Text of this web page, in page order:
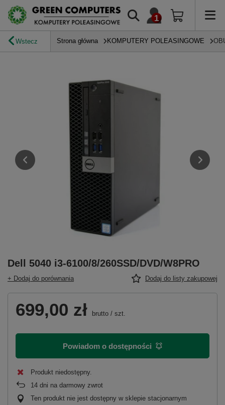
Wstecz Strona główna KOMPUTERY POLEASINGOWE
Dell 5040 i3-6100/8/260SSD/DVD/W8PRO
+ Dodaj do porównania Dodaj do listy zakupowej
699,00 zł brutto / szt.
Powiadom o dostępności
Produkt niedostępny
14 dni na darmowy zwrot
Ten produkt nie jest dostępny w sklepie stacjonarnym